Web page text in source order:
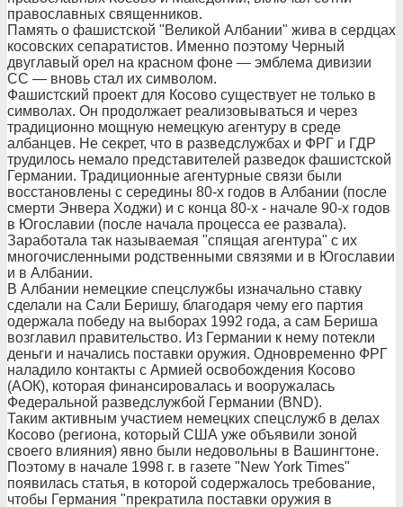
православных священников.
Память о фашистской "Великой Албании" жива в сердцах
косовских сепаратистов. Именно поэтому Черный
двуглавый орел на красном фоне — эмблема дивизии
СС — вновь стал их символом.
Фашистский проект для Косово существует не только в
символах. Он продолжает реализовываться и через
традиционно мощную немецкую агентуру в среде
албанцев. Не секрет, что в разведслужбах и ФРГ и ГДР
трудилось немало представителей разведок фашистской
Германии. Традиционные агентурные связи были
восстановлены с середины 80-х годов в Албании (после
смерти Энвера Ходжи) и с конца 80-х - начале 90-х годов
в Югославии (после начала процесса ее развала).
Заработала так называемая "спящая агентура" с их
многочисленными родственными связями и в Югославии
и в Албании.
В Албании немецкие спецслужбы изначально ставку
сделали на Сали Беришу, благодаря чему его партия
одержала победу на выборах 1992 года, а сам Бериша
возглавил правительство. Из Германии к нему потекли
деньги и начались поставки оружия. Одновременно ФРГ
наладило контакты с Армией освобождения Косово
(АОК), которая финансировалась и вооружалась
Федеральной разведслужбой Германии (BND).
Таким активным участием немецких спецслужб в делах
Косово (региона, который США уже объявили зоной
своего влияния) явно были недовольны в Вашингтоне.
Поэтому в начале 1998 г. в газете "New York Times"
появилась статья, в которой содержалось требование,
чтобы Германия "прекратила поставки оружия в